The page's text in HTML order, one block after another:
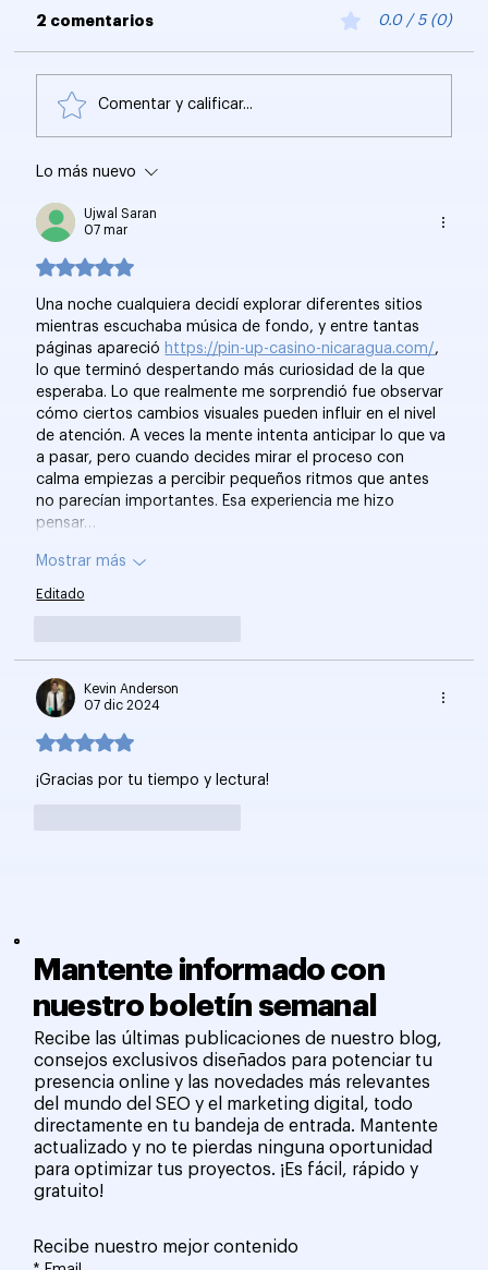
Mantente informado con
nuestro boletín semanal
Recibe las últimas publicaciones de nuestro blog,
consejos exclusivos diseñados para potenciar tu
presencia online y las novedades más relevantes
del mundo del SEO y el marketing digital, todo
directamente en tu bandeja de entrada. Mantente
actualizado y no te pierdas ninguna oportunidad
para optimizar tus proyectos. ¡Es fácil, rápido y
gratuito!
Recibe nuestro mejor contenido
monopolio según el DOJ?
2 comentarios 0.0 / 5 (0)
Comentar y calificar...
Lo más nuevo
Ujwal Saran
07 mar
Obtuvo 5 de 5 estrellas.
Una noche cualquiera decidí explorar diferentes sitios
mientras escuchaba música de fondo, y entre tantas
páginas apareció https://pin-up-casino-nicaragua.com/,
lo que terminó despertando más curiosidad de la que
esperaba. Lo que realmente me sorprendió fue observar
cómo ciertos cambios visuales pueden influir en el nivel
de atención. A veces la mente intenta anticipar lo que va
a pasar, pero cuando decides mirar el proceso con
calma empiezas a percibir pequeños ritmos que antes
no parecían importantes. Esa experiencia me hizo
pensar…
Mostrar más
Editado
Kevin Anderson
07 dic 2024
Obtuvo 5 de 5 estrellas.
¡Gracias por tu tiempo y lectura!